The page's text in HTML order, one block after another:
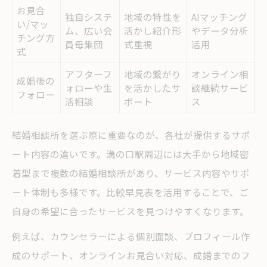
お見合
い/マッ
チング方
式
独自システ
ム、広い会
員母集団
地域の特性を
活かし紹介形
式重視
AIマッチング
やデータ分析
活用
成婚後の
フォロー
アフターフ
ォローや生
活相談
地域の繋がり
を活かしたサ
ポート
オンライン相
談継続サービ
ス
結婚相談所を選ぶ際に重要なのが、各社が提供するサポ
ート内容の違いです。溝の口駅周辺には大手から地域密
着型まで複数の結婚相談所があり、サービス内容やサポ
ート体制も多様です。比較早見表を活用することで、ご
自身の希望に合ったサービスを見つけやすくなります。
例えば、カウンセラーによる個別面談、プロフィール作
成のサポート、オンラインお見合い対応、成婚までのフ